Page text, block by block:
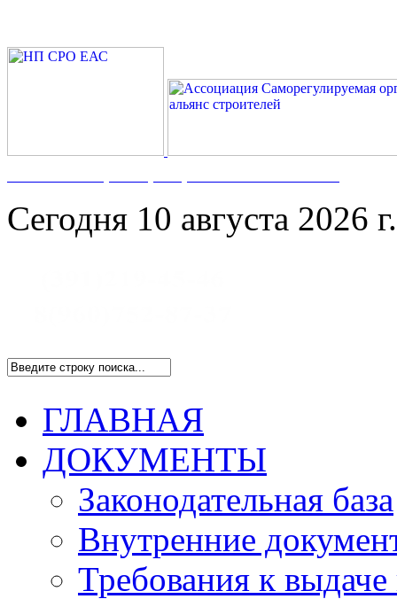
Сегодня 10 августа 2026 г.
ГЛАВНАЯ
ДОКУМЕНТЫ
Законодательная база
Внутренние
Требования к